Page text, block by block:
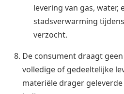
levering van gas, water,
stadsverwarming
verzocht.
De consument draagt
volledige of gedeeltelijke
materiële drager